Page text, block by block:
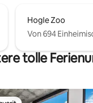
Hogle Zoo
Von 694
tolle